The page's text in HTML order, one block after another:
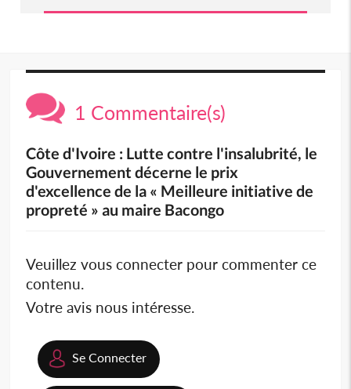
1 Commentaire(s)
Côte d'Ivoire : Lutte contre l'insalubrité, le
Gouvernement décerne le prix
d'excellence de la « Meilleure initiative de
propreté » au maire Bacongo
Veuillez vous connecter pour commenter ce
contenu.
Votre avis nous intéresse.
Se Connecter